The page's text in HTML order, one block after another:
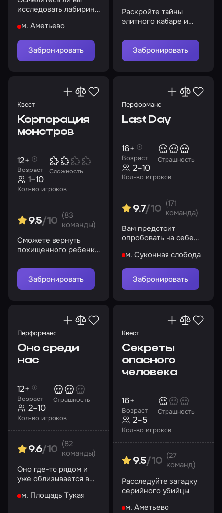
исследовать лабиринт
друга?
м. Аметьево
Забронировать
Раскройте тайны
элитного кабаре и
Забронировать
Квест
Корпорация
монстров
Возраст
12+
Сложность
Кол-во игроков
1–10
9.5/10
(83
команды)
Сможете вернуть
похищенного ребенка
Забронировать
Перформанс
Last Day
Возраст
16+
Страшность
Кол-во игроков
2–10
9.7/10
(171
команда)
Вам предстоит
опробовать на себе
испытали несчастные
жертвы братьев
Баррелл
м. Суконная слобода
Забронировать
Перформанс
Оно среди
нас
Возраст
12+
Страшность
Кол-во игроков
2–10
9.6/10
(82
команды)
Оно где-то рядом и
уже облизывается в
Поиграем?
м. Площадь Тукая
Квест
Секреты
опасного
человека
Возраст
16+
Страшность
Кол-во игроков
2–5
9.5/10
(27
команд)
Расследуйте загадку
серийного убийцы
м. Аметьево